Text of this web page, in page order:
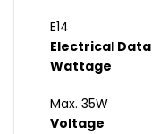
E14
Electrical Data
Wattage
Max. 35W
Voltage